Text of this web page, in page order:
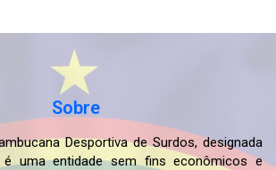
Sobre
Desportiva de Surdos, designada
é uma entidade sem fins econômicos e